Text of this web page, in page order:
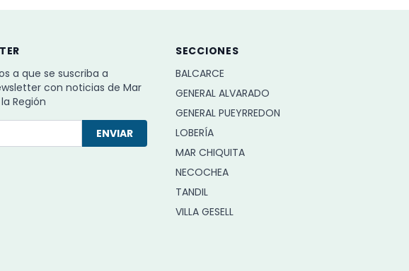
a que se suscriba a
con noticias de Mar
Región
ENVIAR
SECCIONES
BALCARCE
GENERAL ALVARADO
GENERAL PUEYRREDON
LOBERÍA
MAR CHIQUITA
NECOCHEA
TANDIL
VILLA GESELL